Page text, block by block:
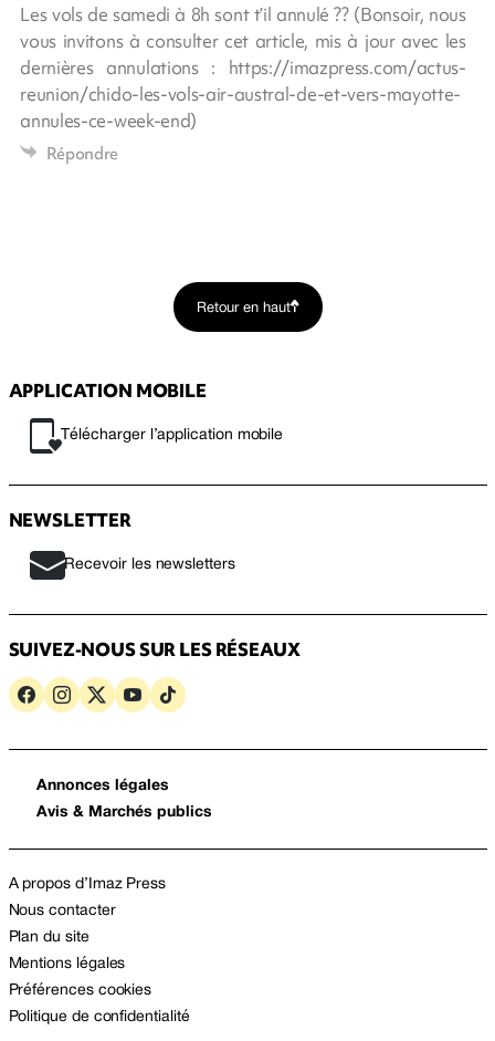
Les vols de samedi à 8h sont t’il annulé ?? (Bonsoir, nous
vous invitons à consulter cet article, mis à jour avec les
dernières annulations : https://imazpress.com/actus-
reunion/chido-les-vols-air-austral-de-et-vers-mayotte-
annules-ce-week-end)
Répondre
Retour en haut
APPLICATION MOBILE
Télécharger l’application mobile
NEWSLETTER
Recevoir les newsletters
SUIVEZ-NOUS SUR LES RÉSEAUX
Annonces légales
Avis & Marchés publics
A propos d’Imaz Press
Nous contacter
Plan du site
Mentions légales
Préférences cookies
Politique de confidentialité